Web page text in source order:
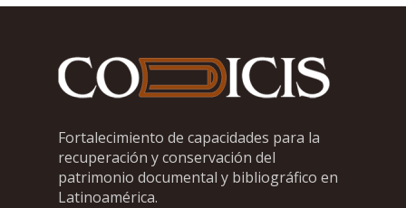
Fortalecimiento de capacidades para la
recuperación y conservación del
patrimonio documental y bibliográfico en
Latinoamérica.